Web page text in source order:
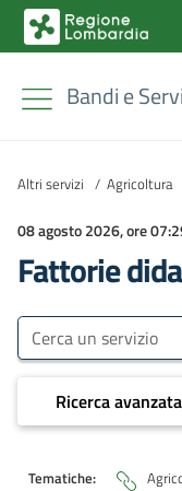
Bandi e
Altri servizi / Agricoltura
08 agosto 2026, ore
Fattorie
Bandi e
Cerca un servizio
Ricerca avanzata
Tematiche: